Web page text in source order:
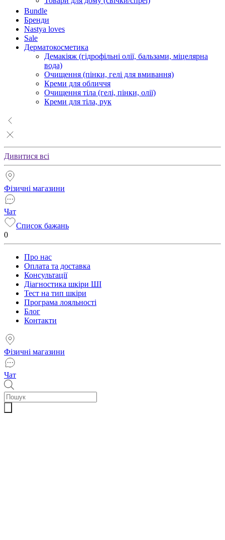
Bundle
Бренди
Nastya loves
Sale
Дерматокосметика
Демакіяж (гідрофільні олії, бальзами, міцелярна
вода)
Очищення (пінки, гелі для вмивання)
Креми для обличчя
Очищення тіла (гелі, пінки, олії)
Креми для тіла, рук
Дивитися всі
Фізичні магазини
Чат
Список бажань
0
Про нас
Оплата та доставка
Консультації
Діагностика шкіри ШІ
Тест на тип шкіри
Програма лояльності
Блог
Контакти
Фізичні магазини
Чат
Пошук
товарів